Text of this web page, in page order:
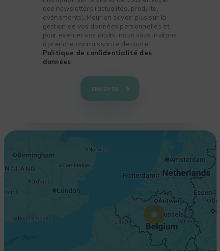
des newsletters (actualités, produits,
événements). Pour en savoir plus sur la
gestion de vos données personnelles et
pour exercer vos droits, nous vous invitons
à prendre connaissance de notre
Politique de confidentialité des
données
ENVOYER